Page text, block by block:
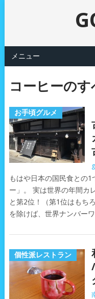
メニュー
コーヒーの
お手頃グルメ
もはや日本の国民食との
ー」。 実は世界の年間カ
と第2位！（第1位はもち
を除けば、世界ナンバー
個性派レストラン